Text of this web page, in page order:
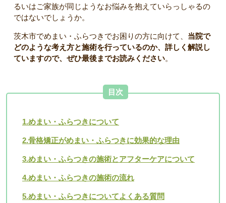
るいはご家族が同じようなお悩みを抱えていらっしゃるの
ではないでしょうか。
茨木市でめまい・ふらつきでお困りの方に向けて、 当院で
どのような考え方と施術を行っているのか、詳しく解説し
ていますので、ぜひ最後までお読みください。
目次
1.めまい・ふらつきについて
2.骨格矯正がめまい・ふらつきに効果的な理由
3.めまい・ふらつきの施術とアフターケアについて
4.めまい・ふらつきの施術の流れ
5.めまい・ふらつきについてよくある質問